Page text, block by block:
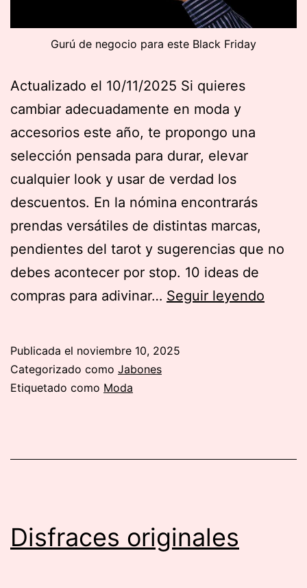
Gurú de negocio para este Black Friday
Actualizado el 10/11/2025 Si quieres
cambiar adecuadamente en moda y
accesorios este año, te propongo una
selección pensada para durar, elevar
cualquier look y usar de verdad los
descuentos. En la nómina encontrarás
prendas versátiles de distintas marcas,
pendientes del tarot y sugerencias que no
debes acontecer por stop. 10 ideas de
compras para adivinar… Seguir leyendo
Publicada el noviembre 10, 2025
Categorizado como Jabones
Etiquetado como Moda
Disfraces originales